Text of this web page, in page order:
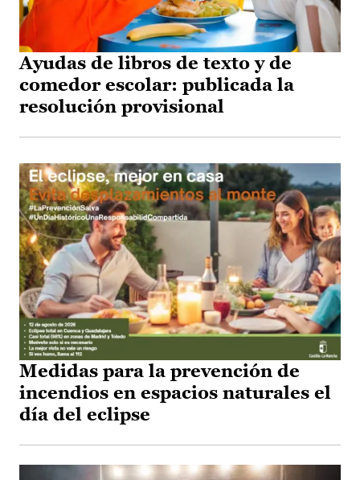
Ayudas de libros de texto y de
comedor escolar: publicada la
resolución provisional
Medidas para la prevención de
incendios en espacios naturales el
día del eclipse